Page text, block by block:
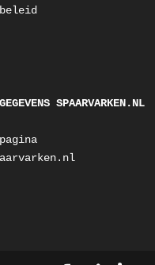
SPAARVARKEN.NL